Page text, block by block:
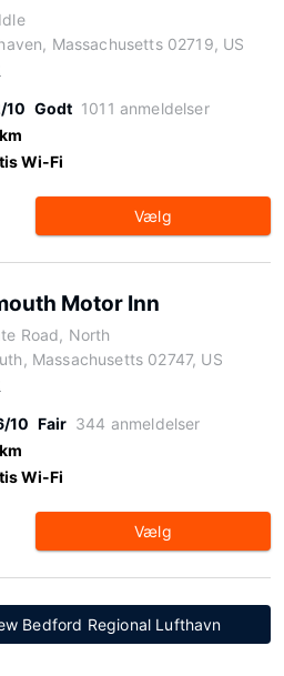
Massachusetts 02719, US
10 Godt 1011 anmeldelser
Wi-Fi
Vælg
Motor Inn
Road, North
Massachusetts 02747, US
10 Fair 344 anmeldelser
Wi-Fi
Vælg
Bedford Regional Lufthavn